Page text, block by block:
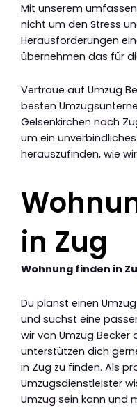
Mit unserem
nicht um den Stress
Herausforderungen
übernehmen das für
Vertraue auf Umzug
besten
Gelsenkirchen nach
um ein
herauszufinden, wie
in Zug
Wohnung finden in
Du planst einen
und suchst eine
wir von Umzug Becker
unterstützen dich
in Zug zu finden. Als
Umzugsdienstleister
Umzug sein kann und